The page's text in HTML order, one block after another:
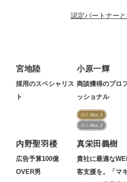
認定パートナーと
宮地陸
採用のスペシャリス
ト
小原一輝
商談獲得のプロ
ッショナル
2023No.1
2024No.2
内野聖羽楼
広告予算100億
OVER男
真栄田義樹
貴社に最適な
客支援を。「マ